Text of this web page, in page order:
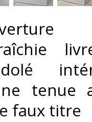
tenue
faux titre‎